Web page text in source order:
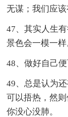
无谋；我们应
47、其实人生
景色会一模一样
48、做好自己
49、总是认为
可以捂热，然
你没心没肺。